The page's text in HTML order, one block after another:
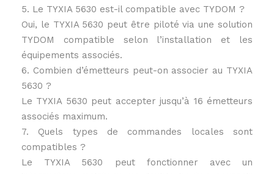
5. Le TYXIA 5630 est-il compatible avec TYDOM ?
Oui, le TYXIA 5630 peut être piloté via une solution
TYDOM compatible selon l’installation et les
équipements associés.
6. Combien d’émetteurs peut-on associer au TYXIA
5630 ?
Le TYXIA 5630 peut accepter jusqu’à 16 émetteurs
associés maximum.
7. Quels types de commandes locales sont
compatibles ?
Le TYXIA 5630 peut fonctionner avec un